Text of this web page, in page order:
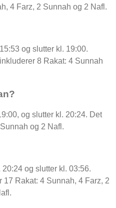
4 Farz, 2 Sunnah og 2 Nafl.
og slutter kl. 19:00.
8 Rakat: 4 Sunnah
og slutter kl. 20:24. Det
og 2 Nafl.
og slutter kl. 03:56.
Rakat: 4 Sunnah, 4 Farz, 2